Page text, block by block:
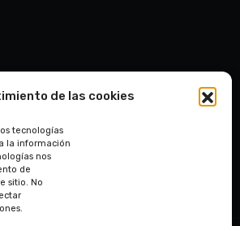
de las cookies
tecnologías
la información
nos
de
sitio. No